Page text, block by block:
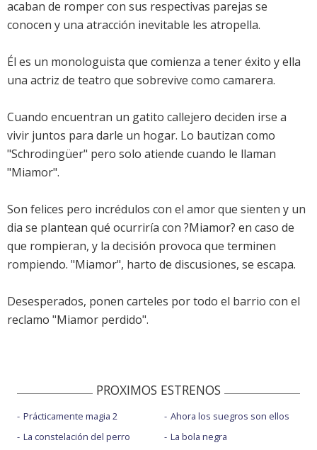
acaban de romper con sus respectivas parejas se
conocen y una atracción inevitable les atropella.
Él es un monologuista que comienza a tener éxito y ella
una actriz de teatro que sobrevive como camarera.
Cuando encuentran un gatito callejero deciden irse a
vivir juntos para darle un hogar. Lo bautizan como
"Schrodingüer" pero solo atiende cuando le llaman
"Miamor".
Son felices pero incrédulos con el amor que sienten y un
dia se plantean qué ocurriría con ?Miamor? en caso de
que rompieran, y la decisión provoca que terminen
rompiendo. "Miamor", harto de discusiones, se escapa.
Desesperados, ponen carteles por todo el barrio con el
reclamo "Miamor perdido".
PROXIMOS ESTRENOS
Prácticamente magia 2
La constelación del perro
Ahora los suegros son ellos
La bola negra